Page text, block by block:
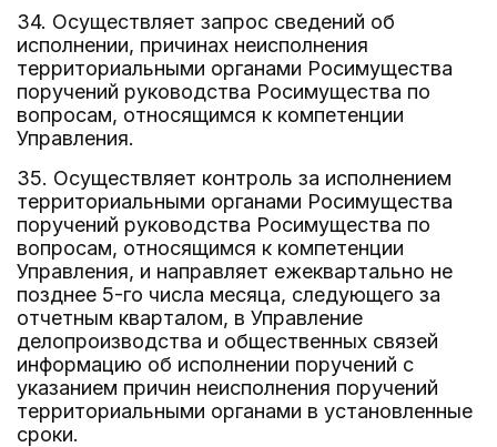
34. Осуществляет запрос сведений об
исполнении, причинах неисполнения
территориальными органами Росимущества
поручений руководства Росимущества по
вопросам, относящимся к компетенции
Управления.
35. Осуществляет контроль за исполнением
территориальными органами Росимущества
поручений руководства Росимущества по
вопросам, относящимся к компетенции
Управления, и направляет ежеквартально не
позднее 5-го числа месяца, следующего за
отчетным кварталом, в Управление
делопроизводства и общественных связей
информацию об исполнении поручений с
указанием причин неисполнения поручений
территориальными органами в установленные
сроки.